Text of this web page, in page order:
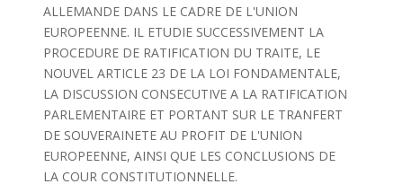
ALLEMANDE DANS LE CADRE DE L'UNION
EUROPEENNE. IL ETUDIE SUCCESSIVEMENT LA
PROCEDURE DE RATIFICATION DU TRAITE, LE
NOUVEL ARTICLE 23 DE LA LOI FONDAMENTALE,
LA DISCUSSION CONSECUTIVE A LA RATIFICATION
PARLEMENTAIRE ET PORTANT SUR LE TRANFERT
DE SOUVERAINETE AU PROFIT DE L'UNION
EUROPEENNE, AINSI QUE LES CONCLUSIONS DE
LA COUR CONSTITUTIONNELLE.